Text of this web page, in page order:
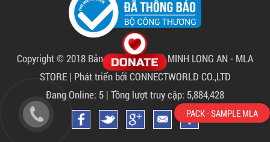
Copyright © 2018 Bản quyền thuộc vềMINH LONG AN - MLA
STORE | Phát triển bởi CONNECTWORLD CO.,LTD
Đang Online: 5 | Tồng lượt truy cập: 5,884,428
PACK - SAMPLE MLA